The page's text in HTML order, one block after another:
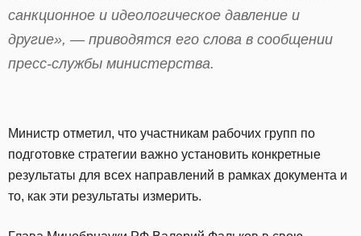
санкционное и идеологическое давление и
другие», — приводятся его слова в сообщении
пресс-службы министерства.
Министр отметил, что участникам рабочих групп по
подготовке стратегии важно установить конкретные
результаты для всех направлений в рамках документа и
то, как эти результаты измерить.